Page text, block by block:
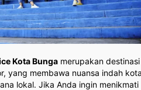
Kota Bunga merupakan destinasi
yang membawa nuansa indah
lokal. Jika Anda ingin menikmati